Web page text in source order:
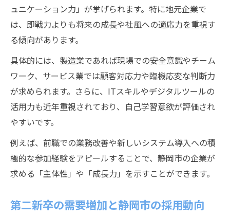
ュニケーション力」が挙げられます。特に地元企業で
は、即戦力よりも将来の成長や社風への適応力を重視す
る傾向があります。
具体的には、製造業であれば現場での安全意識やチーム
ワーク、サービス業では顧客対応力や臨機応変な判断力
が求められます。さらに、ITスキルやデジタルツールの
活用力も近年重視されており、自己学習意欲が評価され
やすいです。
例えば、前職での業務改善や新しいシステム導入への積
極的な参加経験をアピールすることで、静岡市の企業が
求める「主体性」や「成長力」を示すことができます。
第二新卒の需要増加と静岡市の採用動向